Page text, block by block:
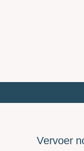
Vervoer